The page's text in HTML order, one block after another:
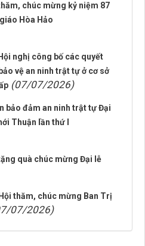
chúc mừng kỷ niệm 87
Hòa Hảo
nghị công bố các quyết
vệ an ninh trật tự ở cơ sở
(07/07/2026)
bảo đảm an ninh trật tự Đại
Thuận lần thứ I
quà chúc mừng Đại lễ
thăm, chúc mừng Ban Trị
07/2026)